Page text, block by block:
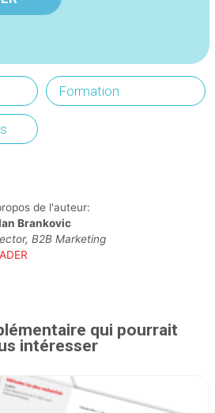
Formation
de l'auteur:
Brankovic
B2B Marketing
qui pourrait
intéresser